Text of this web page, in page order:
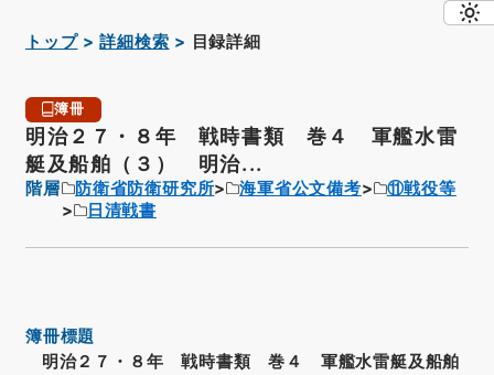
トップ 詳細検索 目録詳細
簿冊
明治２７・８年 戦時書類 巻４ 軍艦水雷
艇及船舶（３） 明治...
階層 防衛省防衛研究所 海軍省公文備考
⑪戦役等
日清戦書
簿冊標題
明治２７・８年 戦時書類 巻４ 軍艦水雷艇及船舶